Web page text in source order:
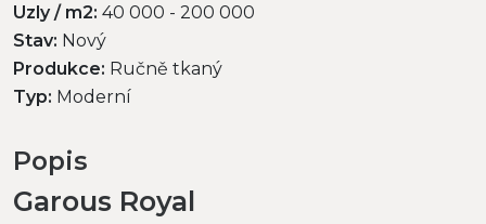
Uzly / m2: 40 000 - 200 000
Stav: Nový
Produkce: Ručně tkaný
Typ: Moderní
Popis
Garous Royal